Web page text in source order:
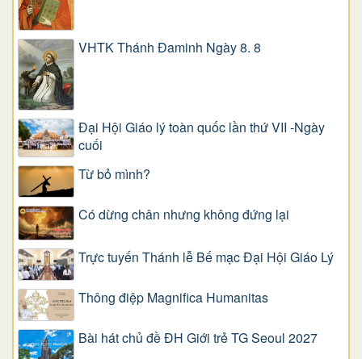
VHTK Thánh Đaminh Ngày 8. 8
Đại Hội Giáo lý toàn quốc lần thứ VII -Ngày
cuối
Từ bỏ mình?
Có dừng chân nhưng không đứng lại
Trực tuyến Thánh lễ Bế mạc Đại Hội Giáo Lý
Thông điệp Magnifica Humanitas
Bài hát chủ đề ĐH Giới trẻ TG Seoul 2027